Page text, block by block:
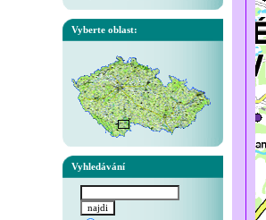
Vyberte oblast:
Vyhledávání